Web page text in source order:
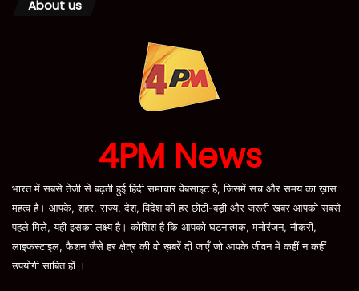
About us
4PM News
भारत में सबसे तेजी से बढ़ती हुई हिंदी समाचार वेबसाइट है, जिसमें सच और समय का ख़ास
महत्व है। आपके, शहर, राज्य, देश, विदेश की हर छोटी-बड़ी और जरूरी खबर आपको सबसे
पहले मिले, यही इसका लक्ष्य है। कोशिश है कि आपको घटनात्मक, मनोरंजन, नौकरी,
लाइफस्टाइल, फैशन जैसे हर क्षेत्र की वो ख़बरें दी जाएँ जो आपके जीवन में कहीं न कहीं
उपयोगी साबित हों ।